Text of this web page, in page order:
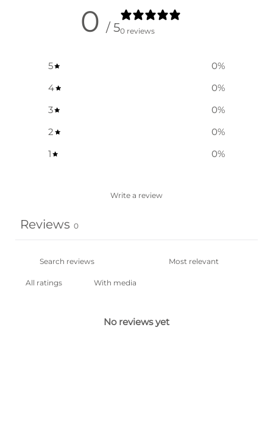
0 / 50 reviews
5 0%
4
0%
3
0%
2
0%
1
0%
Write a review
Reviews 0
With media
No reviews yet